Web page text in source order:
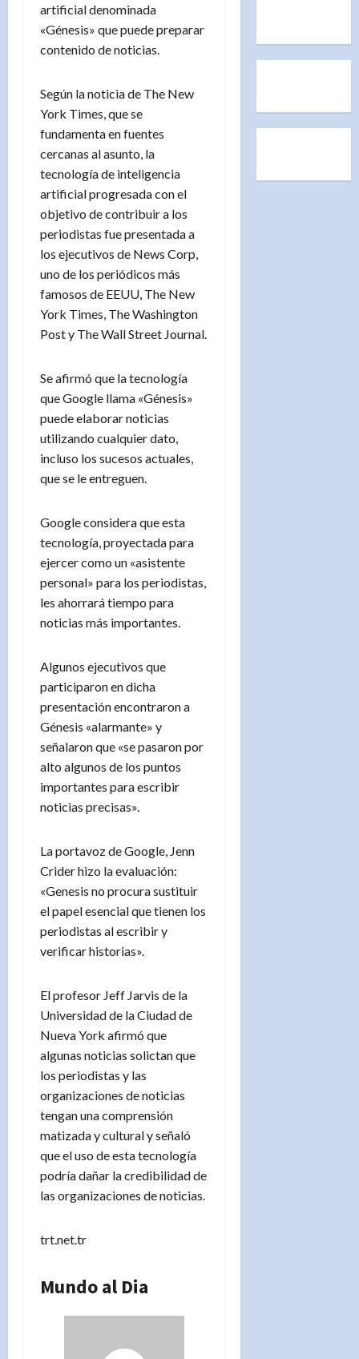
artificial denominada
«Génesis» que puede preparar
contenido de noticias.
Según la noticia de The New
York Times, que se
fundamenta en fuentes
cercanas al asunto, la
tecnología de inteligencia
artificial progresada con el
objetivo de contribuir a los
periodistas fue presentada a
los ejecutivos de News Corp,
uno de los periódicos más
famosos de EEUU, The New
York Times, The Washington
Post y The Wall Street Journal.
Se afirmó que la tecnología
que Google llama «Génesis»
puede elaborar noticias
utilizando cualquier dato,
incluso los sucesos actuales,
que se le entreguen.
Google considera que esta
tecnología, proyectada para
ejercer como un «asistente
personal» para los periodistas,
les ahorrará tiempo para
noticias más importantes.
Algunos ejecutivos que
participaron en dicha
presentación encontraron a
Génesis «alarmante» y
señalaron que «se pasaron por
alto algunos de los puntos
importantes para escribir
noticias precisas».
La portavoz de Google, Jenn
Crider hizo la evaluación:
«Genesis no procura sustituir
el papel esencial que tienen los
periodistas al escribir y
verificar historias».
El profesor Jeff Jarvis de la
Universidad de la Ciudad de
Nueva York afirmó que
algunas noticias solictan que
los periodistas y las
organizaciones de noticias
tengan una comprensión
matizada y cultural y señaló
que el uso de esta tecnología
podría dañar la credibilidad de
las organizaciones de noticias.
trt.net.tr
Mundo al Dia